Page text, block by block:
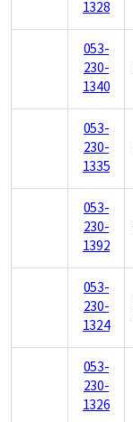
1328
053-
230-
1340
053-
230-
1335
053-
230-
1392
053-
230-
1324
053-
230-
1326